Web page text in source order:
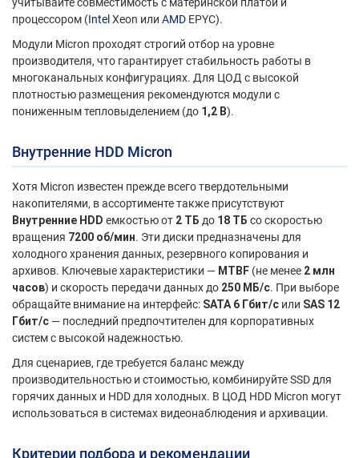
учитывайте совместимость с материнской платой и
процессором (Intel Xeon или AMD EPYC).
Модули Micron проходят строгий отбор на уровне
производителя, что гарантирует стабильность работы в
многоканальных конфигурациях. Для ЦОД с высокой
плотностью размещения рекомендуются модули с
пониженным тепловыделением (до 1,2 В).
Внутренние HDD Micron
Хотя Micron известен прежде всего твердотельными
накопителями, в ассортименте также присутствуют
Внутренние HDD емкостью от 2 ТБ до 18 ТБ со скоростью
вращения 7200 об/мин. Эти диски предназначены для
холодного хранения данных, резервного копирования и
архивов. Ключевые характеристики — MTBF (не менее 2 млн
часов) и скорость передачи данных до 250 МБ/с. При выборе
обращайте внимание на интерфейс: SATA 6 Гбит/с или SAS 12
Гбит/с — последний предпочтителен для корпоративных
систем с высокой надежностью.
Для сценариев, где требуется баланс между
производительностью и стоимостью, комбинируйте SSD для
горячих данных и HDD для холодных. В ЦОД HDD Micron могут
использоваться в системах видеонаблюдения и архивации.
Критерии подбора и рекомендации